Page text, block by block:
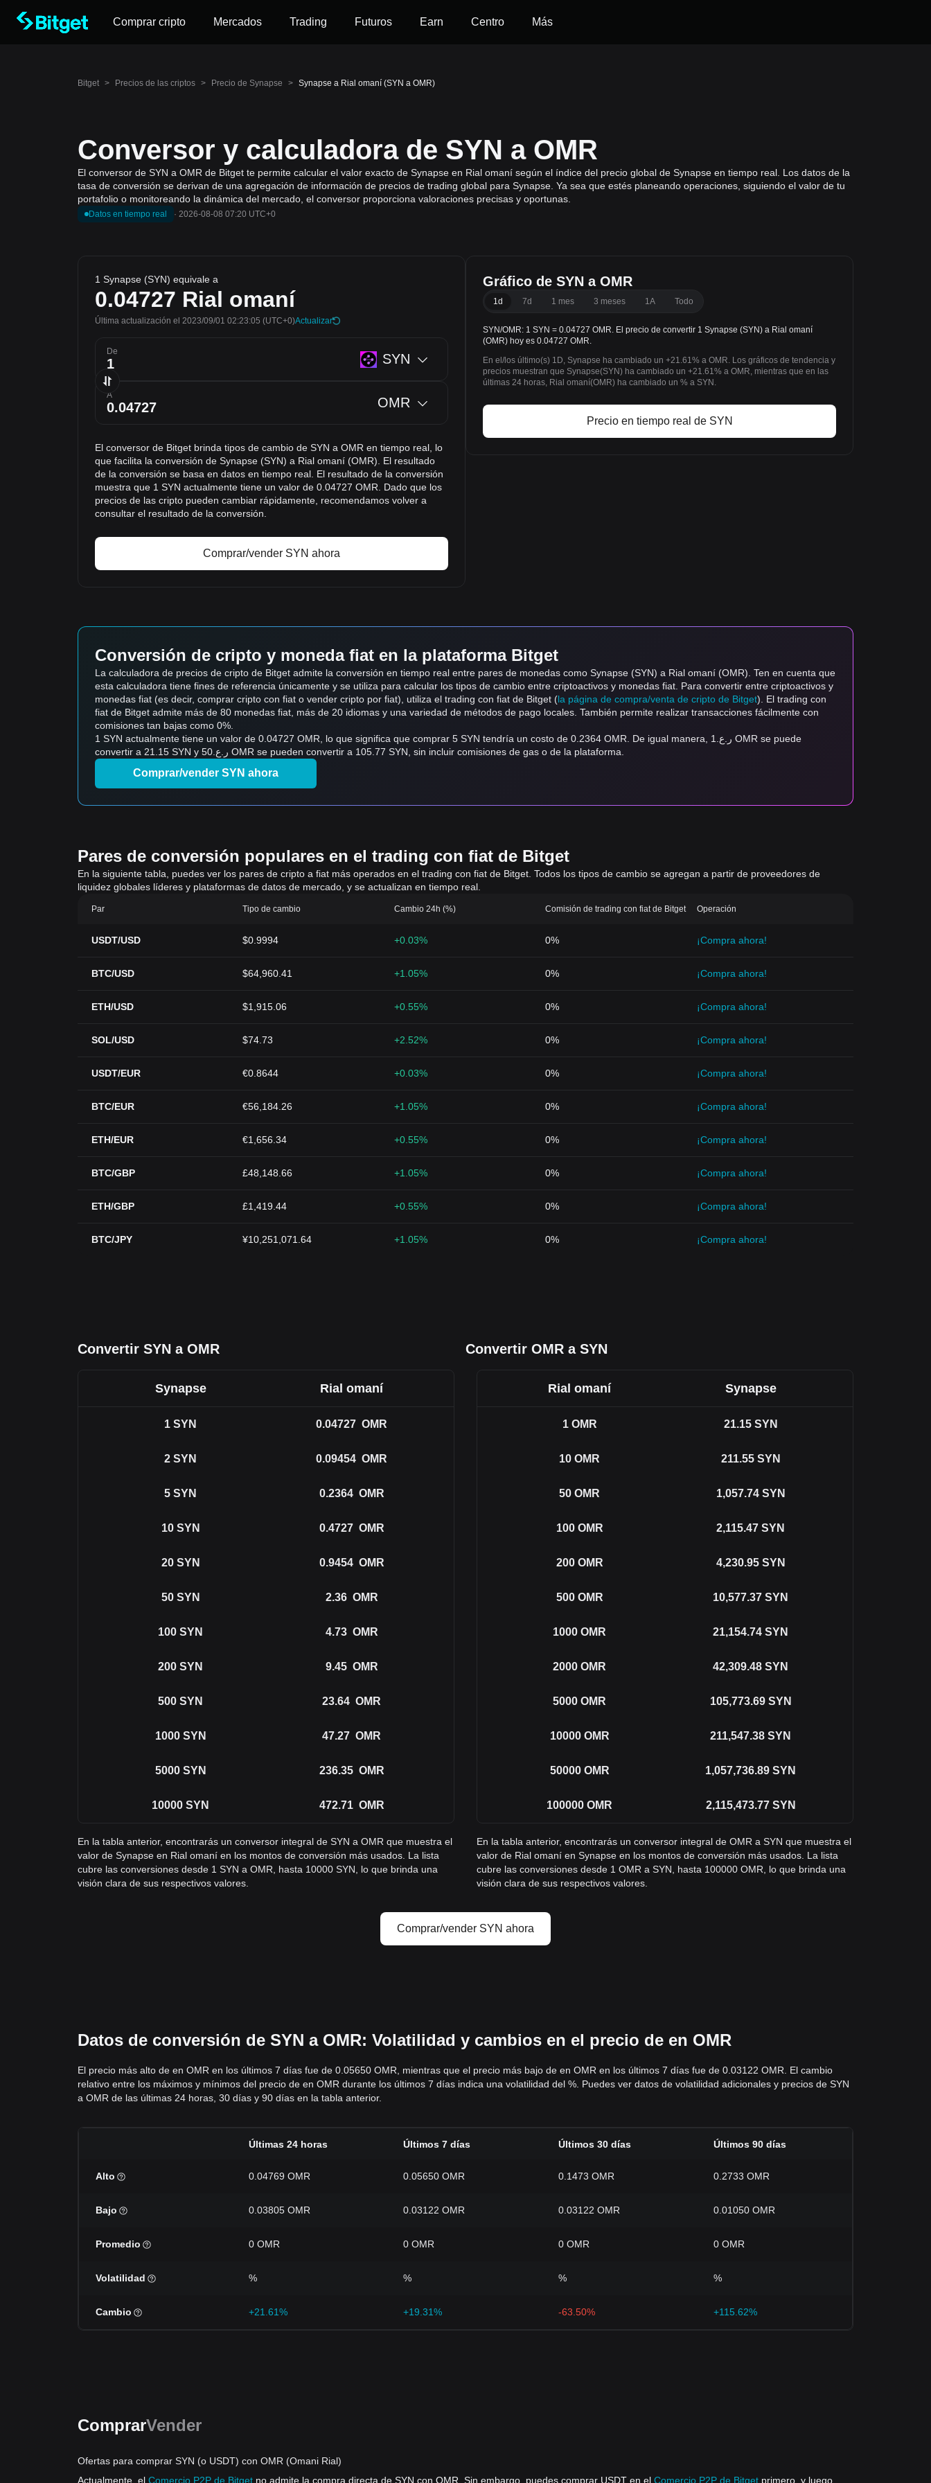
Comprar cripto Mercados Trading Futuros Earn Centro Más
Bitget > Precios de las criptos > Precio de Synapse > Synapse a Rial omaní (SYN a OMR)
Conversor y calculadora de SYN a OMR
El conversor de SYN a OMR de Bitget te permite calcular el valor exacto de Synapse en Rial omaní según el índice del precio global de Synapse en tiempo real. Los datos de la
tasa de conversión se derivan de una agregación de información de precios de trading global para Synapse. Ya sea que estés planeando operaciones, siguiendo el valor de tu
portafolio o monitoreando la dinámica del mercado, el conversor proporciona valoraciones precisas y oportunas.
Datos en tiempo real · 2026-08-08 07:20 UTC+0
1 Synapse (SYN) equivale a
0.04727 Rial omaní
Última actualización el 2023/09/01 02:23:05 (UTC+0)Actualizar
De SYN
A OMR
El conversor de Bitget brinda tipos de cambio de SYN a OMR en tiempo real, lo
que facilita la conversión de Synapse (SYN) a Rial omaní (OMR). El resultado
de la conversión se basa en datos en tiempo real. El resultado de la conversión
muestra que 1 SYN actualmente tiene un valor de 0.04727 OMR. Dado que los
precios de las cripto pueden cambiar rápidamente, recomendamos volver a
consultar el resultado de la conversión.
Comprar/vender SYN ahora
Gráfico de SYN a OMR
1d 7d 1 mes 3 meses 1A Todo
SYN/OMR: 1 SYN = 0.04727 OMR. El precio de convertir 1 Synapse (SYN) a Rial omaní
(OMR) hoy es 0.04727 OMR.
En el/los último(s) 1D, Synapse ha cambiado un +21.61% a OMR. Los gráficos de tendencia y
precios muestran que Synapse(SYN) ha cambiado un +21.61% a OMR, mientras que en las
últimas 24 horas, Rial omaní(OMR) ha cambiado un % a SYN.
Precio en tiempo real de SYN
Conversión de cripto y moneda fiat en la plataforma Bitget
La calculadora de precios de cripto de Bitget admite la conversión en tiempo real entre pares de monedas como Synapse (SYN) a Rial omaní (OMR). Ten en cuenta que
esta calculadora tiene fines de referencia únicamente y se utiliza para calcular los tipos de cambio entre criptoactivos y monedas fiat. Para convertir entre criptoactivos y
monedas fiat (es decir, comprar cripto con fiat o vender cripto por fiat), utiliza el trading con fiat de Bitget (la página de compra/venta de cripto de Bitget). El trading con
fiat de Bitget admite más de 80 monedas fiat, más de 20 idiomas y una variedad de métodos de pago locales. También permite realizar transacciones fácilmente con
comisiones tan bajas como 0%.
1 SYN actualmente tiene un valor de 0.04727 OMR, lo que significa que comprar 5 SYN tendría un costo de 0.2364 OMR. De igual manera, ر.ع.1 OMR se puede
convertir a 21.15 SYN y ر.ع.50 OMR se pueden convertir a 105.77 SYN, sin incluir comisiones de gas o de la plataforma.
Comprar/vender SYN ahora
Pares de conversión populares en el trading con fiat de Bitget
En la siguiente tabla, puedes ver los pares de cripto a fiat más operados en el trading con fiat de Bitget. Todos los tipos de cambio se agregan a partir de proveedores de
liquidez globales líderes y plataformas de datos de mercado, y se actualizan en tiempo real.
Par Tipo de cambio Cambio 24h (%) Comisión de trading con fiat de Bitget Operación
USDT/USD $0.9994 +0.03% 0% ¡Compra ahora!
BTC/USD $64,960.41 +1.05% 0% ¡Compra ahora!
ETH/USD $1,915.06 +0.55% 0% ¡Compra ahora!
SOL/USD $74.73 +2.52% 0% ¡Compra ahora!
USDT/EUR €0.8644 +0.03% 0% ¡Compra ahora!
BTC/EUR €56,184.26 +1.05% 0% ¡Compra ahora!
ETH/EUR €1,656.34 +0.55% 0% ¡Compra ahora!
BTC/GBP £48,148.66 +1.05% 0% ¡Compra ahora!
ETH/GBP £1,419.44 +0.55% 0% ¡Compra ahora!
BTC/JPY ¥10,251,071.64 +1.05% 0% ¡Compra ahora!
Convertir SYN a OMR Convertir OMR a SYN
Synapse Rial omaní
1 SYN 0.04727 OMR
2 SYN 0.09454 OMR
5 SYN 0.2364 OMR
10 SYN 0.4727 OMR
20 SYN 0.9454 OMR
50 SYN 2.36 OMR
100 SYN 4.73 OMR
200 SYN 9.45 OMR
500 SYN 23.64 OMR
1000 SYN 47.27 OMR
5000 SYN 236.35 OMR
10000 SYN 472.71 OMR
En la tabla anterior, encontrarás un conversor integral de SYN a OMR que muestra el
valor de Synapse en Rial omaní en los montos de conversión más usados. La lista
cubre las conversiones desde 1 SYN a OMR, hasta 10000 SYN, lo que brinda una
visión clara de sus respectivos valores.
Rial omaní Synapse
1 OMR 21.15 SYN
10 OMR 211.55 SYN
50 OMR 1,057.74 SYN
100 OMR 2,115.47 SYN
200 OMR 4,230.95 SYN
500 OMR 10,577.37 SYN
1000 OMR 21,154.74 SYN
2000 OMR 42,309.48 SYN
5000 OMR 105,773.69 SYN
10000 OMR 211,547.38 SYN
50000 OMR 1,057,736.89 SYN
100000 OMR 2,115,473.77 SYN
En la tabla anterior, encontrarás un conversor integral de OMR a SYN que muestra el
valor de Rial omaní en Synapse en los montos de conversión más usados. La lista
cubre las conversiones desde 1 OMR a SYN, hasta 100000 OMR, lo que brinda una
visión clara de sus respectivos valores.
Comprar/vender SYN ahora
Datos de conversión de SYN a OMR: Volatilidad y cambios en el precio de en OMR
El precio más alto de en OMR en los últimos 7 días fue de 0.05650 OMR, mientras que el precio más bajo de en OMR en los últimos 7 días fue de 0.03122 OMR. El cambio
relativo entre los máximos y mínimos del precio de en OMR durante los últimos 7 días indica una volatilidad del %. Puedes ver datos de volatilidad adicionales y precios de SYN
a OMR de las últimas 24 horas, 30 días y 90 días en la tabla anterior.
Últimas 24 horas Últimos 7 días Últimos 30 días Últimos 90 días
Alto 0.04769 OMR 0.05650 OMR 0.1473 OMR 0.2733 OMR
Bajo 0.03805 OMR 0.03122 OMR 0.03122 OMR 0.01050 OMR
Promedio 0 OMR 0 OMR 0 OMR 0 OMR
Volatilidad % % % %
Cambio +21.61% +19.31% -63.50% +115.62%
ComprarVender
Ofertas para comprar SYN (o USDT) con OMR (Omani Rial)
Actualmente, el Comercio P2P de Bitget no admite la compra directa de SYN con OMR. Sin embargo, puedes comprar USDT en el Comercio P2P de Bitget primero, y luego